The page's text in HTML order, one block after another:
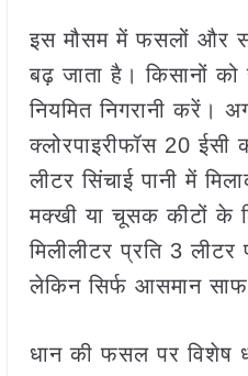
इस मौसम में फसलों और
बढ़ जाता है। किसानों
नियमित निगरानी करें।
क्लोरपाइरीफॉस 20 ईसी
लीटर सिंचाई पानी में
मक्खी या चूसक कीटों के
मिलीलीटर प्रति 3
लेकिन सिर्फ आसमान साफ
धान की फसल पर विशेष